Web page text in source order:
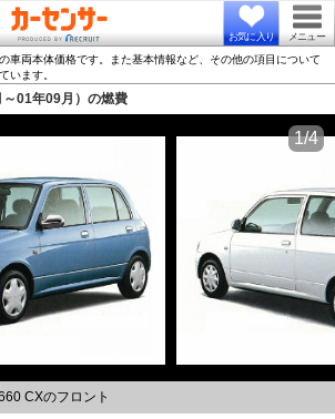
お気に入り メニュー
車両本体価格です。また基本情報など、その他の項目について
います。
01年09月）の燃費
CXのフロント
1/4